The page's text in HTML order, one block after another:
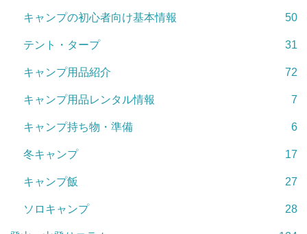
キャンプの初心者向け基本情報 50
テント・タープ 31
キャンプ用品紹介 72
キャンプ用品レンタル情報 7
キャンプ持ち物・準備 6
冬キャンプ 17
キャンプ飯 27
ソロキャンプ 28